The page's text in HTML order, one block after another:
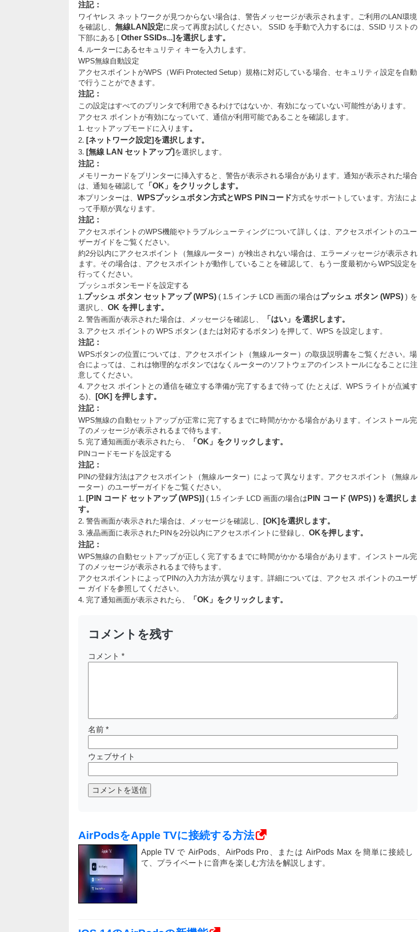
注記：
ワイヤレス ネットワークが見つからない場合は、警告メッセージが表示されます。ご利用のLAN環境
を確認し、 無線LAN設定に戻って再度お試しください。 SSID を手動で入力するには、SSID リストの
下部にある [ Other SSIDs...]を選択します。
4. ルーターにあるセキュリティ キーを入力します。
WPS無線自動設定
アクセスポイントがWPS（WiFi Protected Setup）規格に対応している場合、セキュリティ設定を自動
で行うことができます。
注記：
この設定はすべてのプリンタで利用できるわけではないか、有効になっていない可能性があります。
アクセス ポイントが有効になっていて、通信が利用可能であることを確認します。
1. セットアップモードに入ります。
2. [ネットワーク設定]を選択します。
3. [無線 LAN セットアップ] を選択します。
注記：
メモリーカードをプリンターに挿入すると、警告が表示される場合があります。通知が表示された場合
は、通知を確認して 「OK」をクリックします。
本プリンターは、 WPSプッシュボタン方式とWPS PINコード方式をサポートしています。方法によ
って手順が異なります。
注記：
アクセスポイントのWPS機能やトラブルシューティングについて詳しくは、アクセスポイントのユー
ザーガイドをご覧ください。
約2分以内にアクセスポイント（無線ルーター）が検出されない場合は、エラーメッセージが表示され
ます。その場合は、アクセスポイントが動作していることを確認して、もう一度最初からWPS設定を
行ってください。
プッシュボタンモードを設定する
1.プッシュ ボタン セットアップ (WPS)( 1.5 インチ LCD 画面の場合はプッシュ ボタン (WPS) ) を
選択し、 OK を押します。
2. 警告画面が表示された場合は、メッセージを確認し、
「はい」を選択します。
3. アクセス ポイントの WPS ボタン (または対応するボタン) を押して、WPS を設定します。
注記：
WPSボタンの位置については、アクセスポイント（無線ルーター）の取扱説明書をご覧ください。場
合によっては、これは物理的なボタンではなくルーターのソフトウェアのインストールになることに注
意してください。
4. アクセス ポイントとの通信を確立する準備が完了するまで待って (たとえば、WPS ライトが点滅す
る)、
[OK] を押します。
注記：
WPS無線の自動セットアップが正常に完了するまでに時間がかかる場合があります。インストール完
了のメッセージが表示されるまで待ちます。
5. 完了通知画面が表示されたら、
「OK」をクリックします。
PINコードモードを設定する
注記：
PINの登録方法はアクセスポイント（無線ルーター）によって異なります。アクセスポイント（無線ル
ーター）のユーザーガイドをご覧ください。
1. [PIN コード セットアップ (WPS)] ( 1.5 インチ LCD 画面の場合は PIN コード (WPS) ) を選択しま
す。
2. 警告画面が表示された場合は、メッセージを確認し、
[OK]を選択します。
3. 液晶画面に表示されたPINを2分以内にアクセスポイントに登録し、 OKを押します。
注記：
WPS無線の自動セットアップが正しく完了するまでに時間がかかる場合があります。インストール完
了のメッセージが表示されるまで待ちます。
アクセスポイントによってPINの入力方法が異なります。詳細については、アクセス ポイントのユーザ
ー ガイドを参照してください。
4. 完了通知画面が表示されたら、
「OK」をクリックします。
コメントを残す
コメント *
名前 *
ウェブサイト
コメントを送信
AirPodsをApple TVに接続する方法
Apple TV で AirPods、AirPods Pro、または AirPods Max を簡単に接続し
て、プライベートに音声を楽しむ方法を解説します。